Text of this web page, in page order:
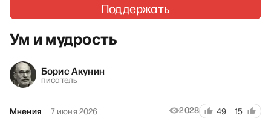
Поддержать
Ум и мудрость
Борис Акунин
писатель
Мнения 7 июня 2026 2028 49 15